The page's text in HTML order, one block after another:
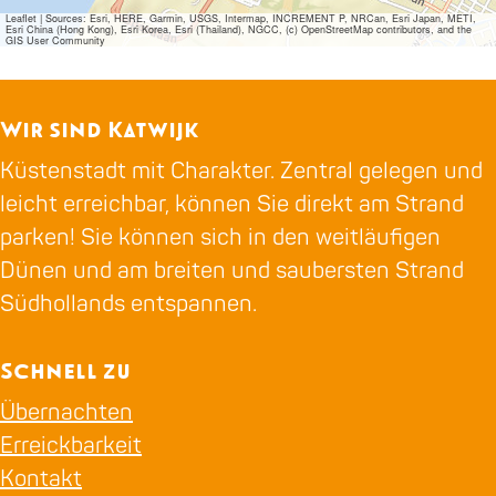
Leaflet|Sources: Esri, HERE, Garmin, USGS, Intermap, INCREMENT P, NRCan, Esri Japan, METI,
Esri China (Hong Kong), Esri Korea, Esri (Thailand), NGCC, (c) OpenStreetMap contributors, and the
GIS User Community
Wir sind Katwijk
Küstenstadt mit Charakter. Zentral gelegen und
leicht erreichbar, können Sie direkt am Strand
parken! Sie können sich in den weitläufigen
Dünen und am breiten und saubersten Strand
Südhollands entspannen.
Schnell zu
Übernachten
Erreickbarkeit
Kontakt